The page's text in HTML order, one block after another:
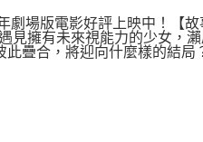
。
．使用「AFTEE先享後付」時，將依據
時審查核予不同之上限額度；若仍有額
配
筆NT$100，滿NT$800(含以上)免
場版電影好評上映中！【
見擁有未來視能力的少女，
疊合，將迎向什麼樣的結局